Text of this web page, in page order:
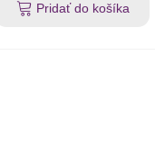
Pridať do košíka